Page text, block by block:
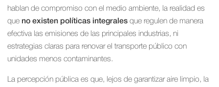
hablan de compromiso con el medio ambiente, la realidad es
que no existen políticas integrales que regulen de manera
efectiva las emisiones de las principales industrias, ni
estrategias claras para renovar el transporte público con
unidades menos contaminantes.
La percepción pública es que, lejos de garantizar aire limpio, la